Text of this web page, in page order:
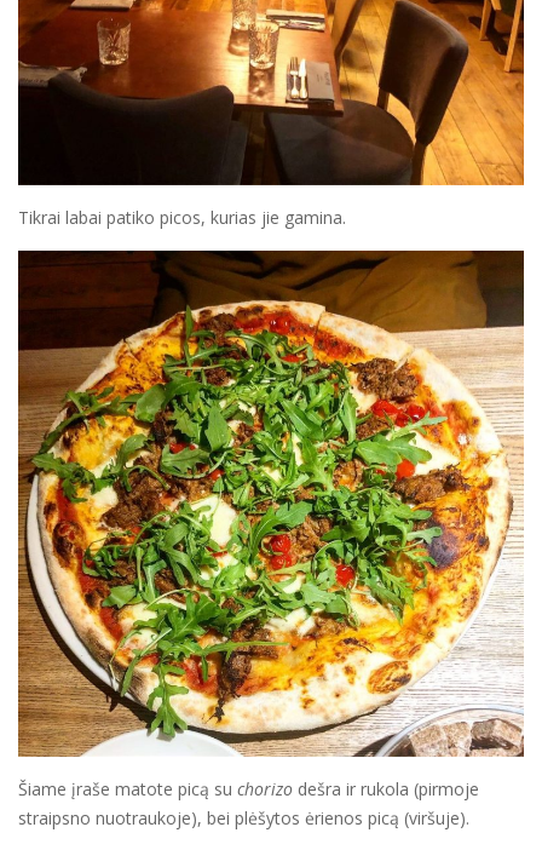
Tikrai labai patiko picos, kurias jie gamina.
Šiame įraše matote picą su chorizo dešra ir rukola (pirmoje
straipsno nuotraukoje), bei plėšytos ėrienos picą (viršuje).